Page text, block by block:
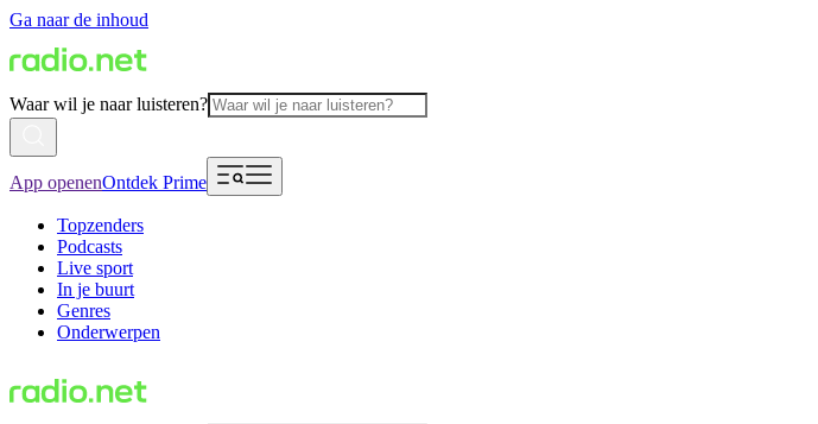
Ga naar de inhoud
Waar wil je naar luisteren?
App openenOntdek Prime
Topzenders
Podcasts
Live sport
In je buurt
Genres
Onderwerpen